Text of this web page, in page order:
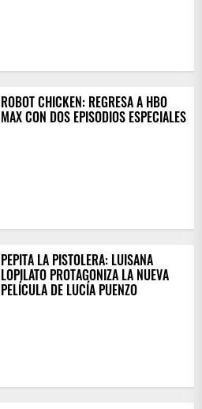
ROBOT CHICKEN: REGRESA A HBO
MAX CON DOS EPISODIOS ESPECIALES
PEPITA LA PISTOLERA: LUISANA
LOPILATO PROTAGONIZA LA NUEVA
PELÍCULA DE LUCÍA PUENZO